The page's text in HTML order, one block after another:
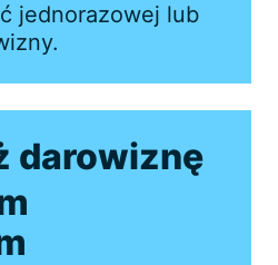
jednorazowej lub
darowiznę